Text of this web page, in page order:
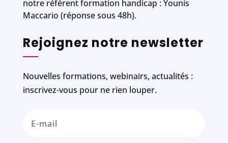
notre référent formation handicap : Younis
Maccario (réponse sous 48h).
Rejoignez notre newsletter
Nouvelles formations, webinairs, actualités :
inscrivez-vous pour ne rien louper.